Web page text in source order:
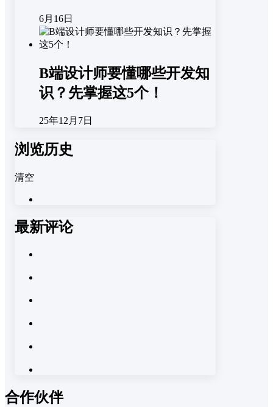
6月16日
B端设计师要懂哪些开发知
识？先掌握这5个！
25年12月7日
浏览历史
清空
最新评论
合作伙伴